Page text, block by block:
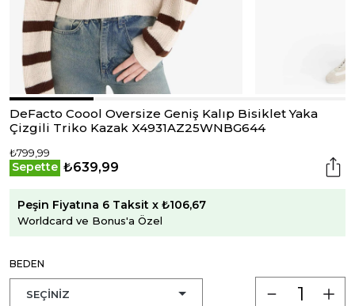
DeFacto Coool Oversize Geniş Kalıp Bisiklet Yaka
Çizgili Triko Kazak X4931AZ25WNBG644
₺799,99
Sepette ₺639,99
Peşin Fiyatına 6 Taksit x ₺106,67
Worldcard ve Bonus'a Özel
BEDEN